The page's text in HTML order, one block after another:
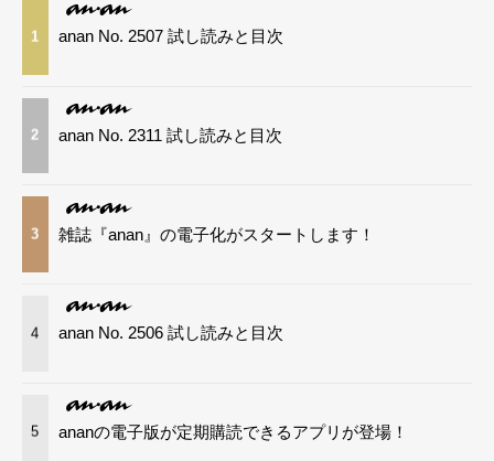
1 anan No. 2507 試し読みと目次
2 anan No. 2311 試し読みと目次
3 雑誌『anan』の電子化がスタートします！
4 anan No. 2506 試し読みと目次
5 ananの電子版が定期購読できるアプリが登場！